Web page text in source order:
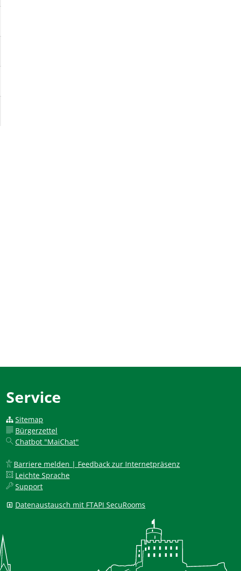
Service
Sitemap
Bürgerzettel
Chatbot "MaiChat"
Barriere melden | Feedback zur Internetpräsenz
Leichte Sprache
Support
Datenaustausch mit FTAPI SecuRooms